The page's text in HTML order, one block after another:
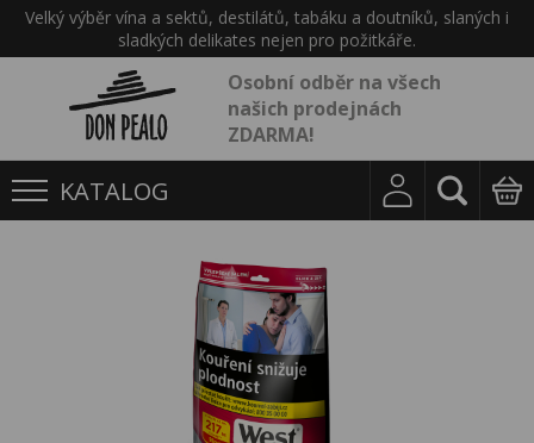
Velký výběr vína a sektů, destilátů, tabáku a doutníků, slaných i
sladkých delikates nejen pro požitkáře.
Osobní odběr na všech
našich prodejnách
ZDARMA!
KATALOG